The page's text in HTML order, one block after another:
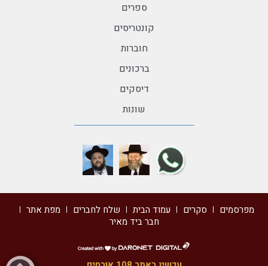
ספרים
קונטריסים
חוברות
ברכונים
דיסקים
שונות
מפרסמים סקרים עמוד הבית שלח לחברים
מפת אתר
חבר ביד מאיר
דרונט
דיגיטל